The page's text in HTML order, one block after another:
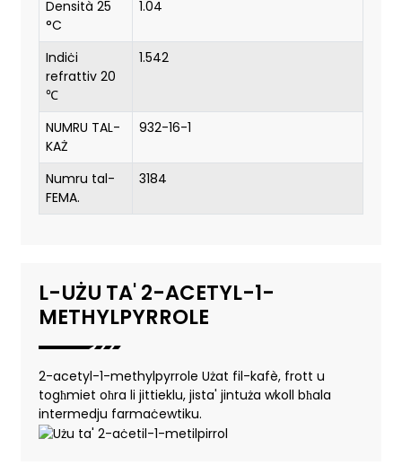
Densità 25
°C
1.04
Indiċi
refrattiv 20
℃
1.542
NUMRU TAL-
KAŻ
932-16-1
Numru tal-
FEMA.
3184
L-UŻU TA' 2-ACETYL-1-
METHYLPYRROLE
2-acetyl-1-methylpyrrole Użat fil-kafè, frott u
togħmiet oħra li jittieklu, jista' jintuża wkoll bħala
intermedju farmaċewtiku.